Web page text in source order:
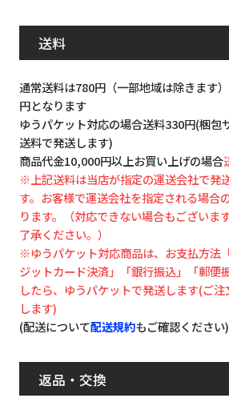
送料
通常送料は780円（一部地域は除きます
円となります
ゆうパケット対応の場合送料330円(梱包
送料で発送します)
商品代金10,000円以上お買い上げの場合
※上記送料は当店が指定の運送会社で発
す。お客様で運送会社を指定される場合
ります。（対応できない場合もございま
了承ください。）
※ゆうパケット対応商品は、お支払方法
ジットカード決済」「銀行振込」「郵便
したら、ゆうパケットで発送します(ご
します)
(配送について配送規約もご確認ください)
返品・交換